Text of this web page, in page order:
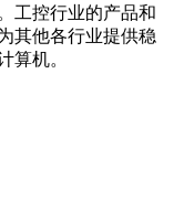
工控行业的产品和
其他各行业提供稳
算机。